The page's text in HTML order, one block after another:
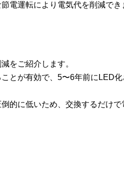
電運転により電気代を削減でき
をご紹介します。
とが有効で、5〜6年前にLED
的に低いため、交換するだけで